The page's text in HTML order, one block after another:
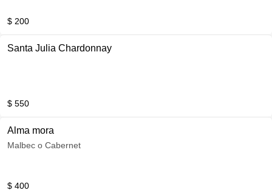
$ 200
Santa Julia Chardonnay
$ 550
Alma mora
Malbec o Cabernet
$ 400